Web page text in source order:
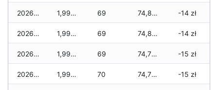
2026-02-07 1,995 zł 69 74,890 zł -14 zł
2026-02-06 1,995 zł 69 74,845 zł -14 zł
2026-02-05 1,995 zł 69 74,795 zł -15 zł
2026-02-04 1,995 zł 70 74,785 zł -15 zł